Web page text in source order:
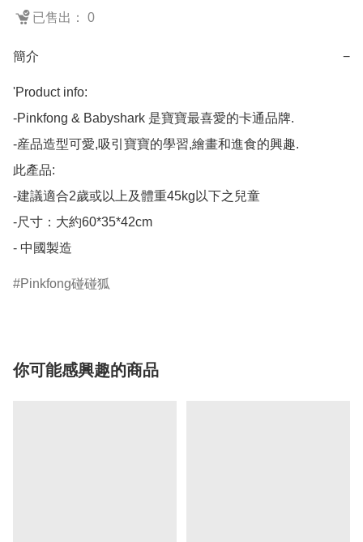
已售出： 0
簡介 −
'Product info:
-Pinkfong & Babyshark 是寶寶最喜愛的卡通品牌.
-産品造型可愛,吸引寶寶的學習,繪畫和進食的興趣.
此產品:
-建議適合2歲或以上及體重45kg以下之兒童
-尺寸：大約60*35*42cm
- 中國製造
Pinkfong碰碰狐
你可能感興趣的商品